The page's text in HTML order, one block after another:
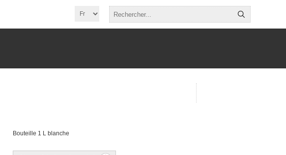
Bouteille 1 L blanche